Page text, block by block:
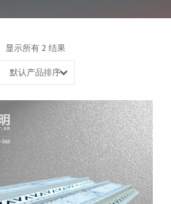
显示所有 2 结果
默认产品排序